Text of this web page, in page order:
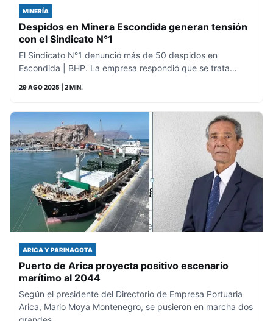
MINERÍA
Despidos en Minera Escondida generan tensión
con el Sindicato N°1
El Sindicato N°1 denunció más de 50 despidos en
Escondida | BHP. La empresa respondió que se trata…
29 AGO 2025 | 2 MIN.
ARICA Y PARINACOTA
Puerto de Arica proyecta positivo escenario
marítimo al 2044
Según el presidente del Directorio de Empresa Portuaria
Arica, Mario Moya Montenegro, se pusieron en marcha dos